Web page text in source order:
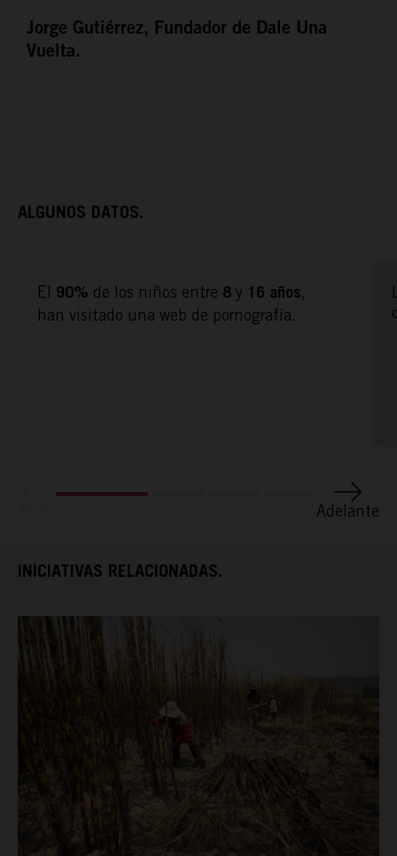
Jorge Gutiérrez, Fundador de Dale Una
Vuelta.
ALGUNOS DATOS.
El 90% de los niños entre 8 y 16 años,
han visitado una web de pornografía.
Adelante
INICIATIVAS RELACIONADAS.